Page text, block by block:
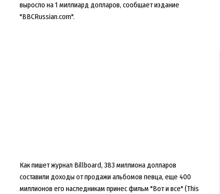
выросло на 1 миллиард долларов, сообщает издание
"BBCRussian.com".
Как пишет журнал Billboard, 383 миллиона долларов
составили доходы от продажи альбомов певца, еще 400
миллионов его наследникам принес фильм "Вот и все" (This